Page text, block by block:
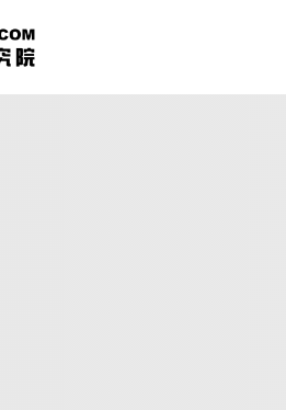
产
现状及未来发展趋势分析报告
势预测和专业的保险行业数据分